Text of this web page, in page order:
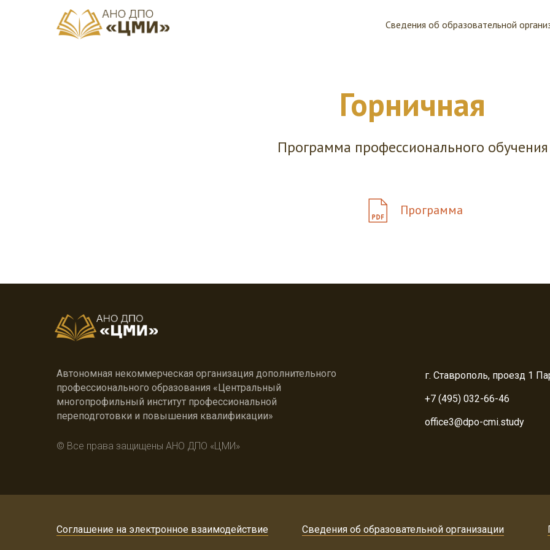
Сведения об образовательной
Горничная
Программа профессионального обучения
Программа
Автономная некоммерческая организация дополнительного
профессионального образования «Центральный
многопрофильный институт профессиональной
переподготовки и повышения квалификации»
г. Ставрополь, проезд 1
+7 (495) 032-66-46
office3@dpo-cmi.study
© Все права защищены АНО ДПО «ЦМИ»
Соглашение на электронное взаимодействие Сведения об образовательной организации